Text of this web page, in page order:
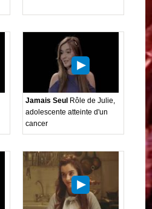
Jamais Seul Rôle de Julie,
adolescente atteinte d'un
cancer